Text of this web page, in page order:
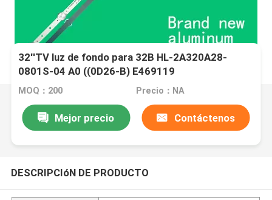
32''TV luz de fondo para 32B HL-2A320A28-
0801S-04 A0 ((0D26-B) E469119
MOQ：200 Precio：NA
Mejor precio Contáctenos
DESCRIPCIóN DE PRODUCTO